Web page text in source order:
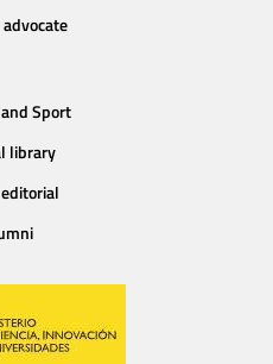
Sport
library